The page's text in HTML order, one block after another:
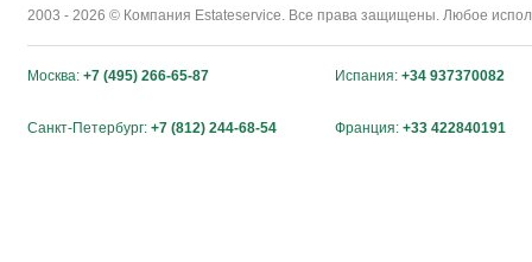
2003 - 2026 © Компания Estateservice. Все права защищены. Любое
Москва: +7 (495) 266-65-87 Испания: +34 937370082
Санкт-Петербург: +7 (812) 244-68-54 Франция: +33 422840191